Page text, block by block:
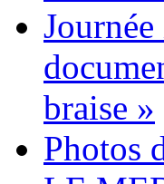
braise »
Photos